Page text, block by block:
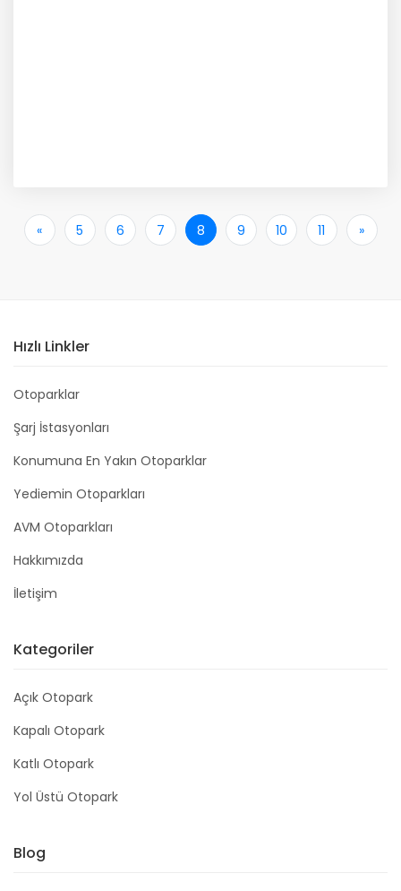
« 5 6 7 8 9 10 11 » Son
Hızlı Linkler
Otoparklar
Şarj İstasyonları
Konumuna En Yakın Otoparklar
Yediemin Otoparkları
AVM Otoparkları
Hakkımızda
İletişim
Kategoriler
Açık Otopark
Kapalı Otopark
Katlı Otopark
Yol Üstü Otopark
Blog